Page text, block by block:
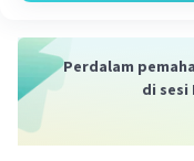
Perdalam
di sesi